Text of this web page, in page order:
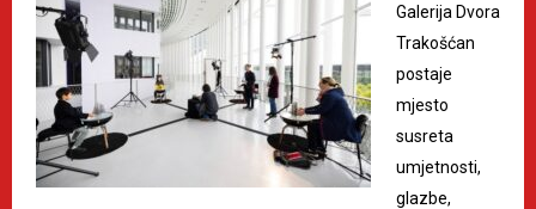
Galerija Dvora
Trakošćan
postaje
mjesto
susreta
umjetnosti,
glazbe,